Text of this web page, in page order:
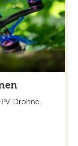
Drohne.